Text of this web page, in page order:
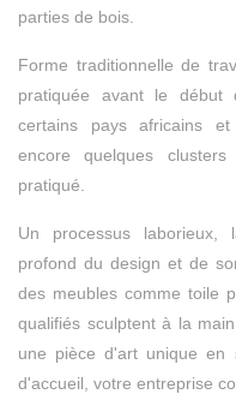
parties de bois.
Forme traditionnelle de
pratiquée avant le début
certains pays africains
encore quelques
pratiqué.
Un processus laborieux,
profond du design et de
des meubles comme toile
qualifiés sculptent à la
une pièce d'art unique en
d'accueil, votre entreprise